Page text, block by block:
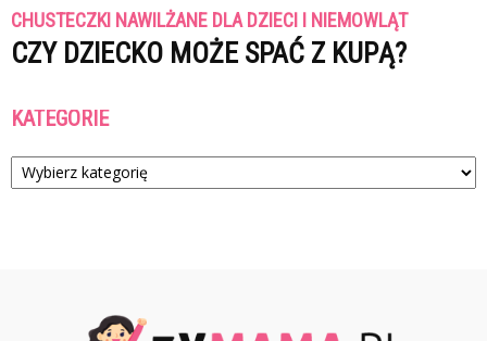
CHUSTECZKI NAWILŻANE DLA DZIECI I NIEMOWLĄT
CZY DZIECKO MOŻE SPAĆ Z KUPĄ?
KATEGORIE
Kategorie